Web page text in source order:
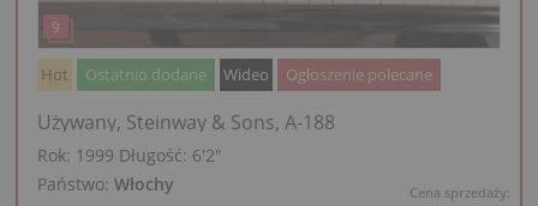
Cena sprzedaży:
Hot Ostatnio dodane Wideo Ogłoszenie polecane
Używany, Steinway & Sons, A-188
Rok: 1999 Długość: 6′2″
Państwo: Włochy